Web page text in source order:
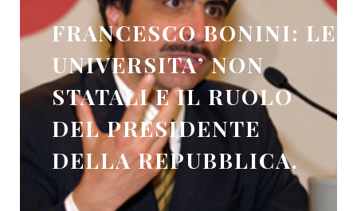
FRANCESCO BONINI: LE
UNIVERSITA’ NON
STATALI E IL RUOLO
DEL PRESIDENTE
DELLA REPUBBLICA.